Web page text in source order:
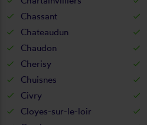
Chassant
Chateaudun
Chaudon
Cherisy
Chuisnes
Civry
Cloyes-sur-le-loir